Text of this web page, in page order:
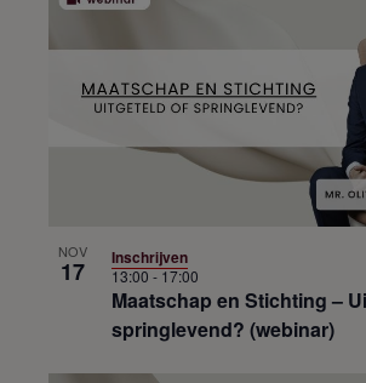
NOV
17
Maatschap en Stichting –
springlevend? (webinar)
13:00-17:00
Inschrijven